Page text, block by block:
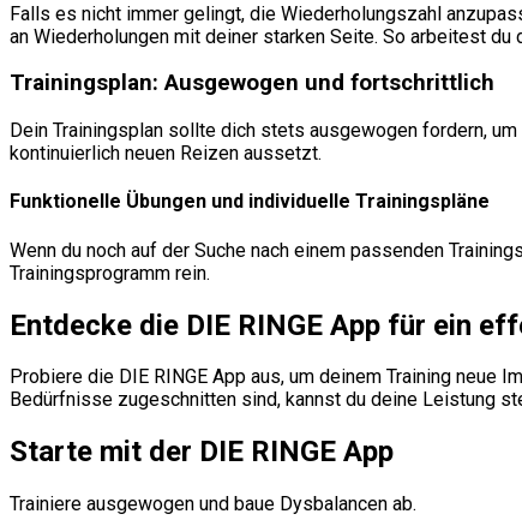
Falls es nicht immer gelingt, die Wiederholungszahl
an Wiederholungen mit deiner starken Seite. So arbeitest du
Trainingsplan: Ausgewogen und fortschrittlich
Dein Trainingsplan sollte dich stets ausgewogen fordern,
kontinuierlich neuen Reizen aussetzt.
Funktionelle Übungen und individuelle Trainingspläne
Wenn du noch auf der Suche nach einem passenden
Trainingsprogramm rein.
Entdecke die DIE RINGE App für ein
Probiere die DIE RINGE App aus, um deinem Training
Bedürfnisse zugeschnitten sind, kannst du deine Leistung
Starte mit der DIE RINGE App
Trainiere ausgewogen und baue Dysbalancen ab.